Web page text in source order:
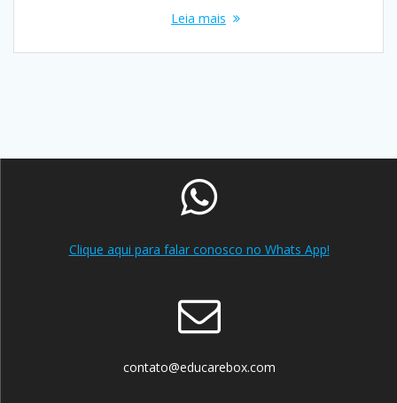
Leia mais
Clique aqui para falar conosco no Whats App!
contato@educarebox.com